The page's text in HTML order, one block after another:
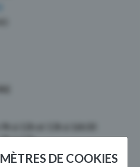
à 12h
DE COOKIES